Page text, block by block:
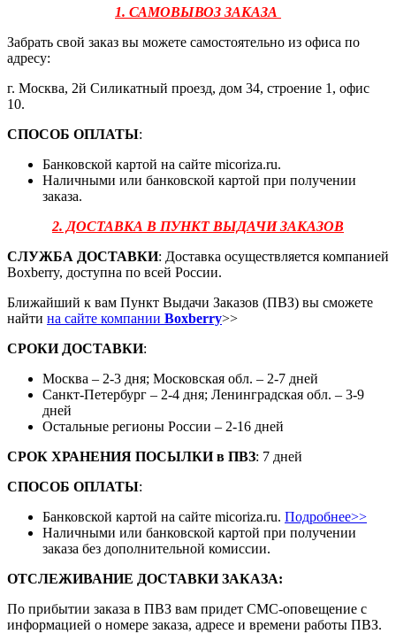
1. САМОВЫВОЗ ЗАКАЗА
Забрать свой заказ вы можете самостоятельно из офиса по
адресу:
г. Москва, 2й Силикатный проезд, дом 34, строение 1, офис
10.
СПОСОБ ОПЛАТЫ:
Банковской картой на сайте micoriza.ru.
Наличными или банковской картой при получении
заказа.
2. ДОСТАВКА В ПУНКТ ВЫДАЧИ ЗАКАЗОВ
СЛУЖБА ДОСТАВКИ: Доставка осуществляется компанией
Boxberry, доступна по всей России.
Ближайший к вам Пункт Выдачи Заказов (ПВЗ) вы сможете
найти на сайте компании Boxberry>>
СРОКИ ДОСТАВКИ:
Москва – 2-3 дня; Московская обл. – 2-7 дней
Санкт-Петербург – 2-4 дня; Ленинградская обл. – 3-9
дней
Остальные регионы России – 2-16 дней
СРОК ХРАНЕНИЯ ПОСЫЛКИ в ПВЗ: 7 дней
СПОСОБ ОПЛАТЫ:
Банковской картой на сайте micoriza.ru. Подробнее>>
Наличными или банковской картой при получении
заказа без дополнительной комиссии.
ОТСЛЕЖИВАНИЕ ДОСТАВКИ ЗАКАЗА:
По прибытии заказа в ПВЗ вам придет СМС-оповещение с
информацией о номере заказа, адресе и времени работы ПВЗ.